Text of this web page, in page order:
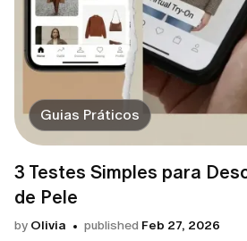
Guias Práticos
3 Testes Simples para
de Pele
by Olivia published Feb 27, 2026